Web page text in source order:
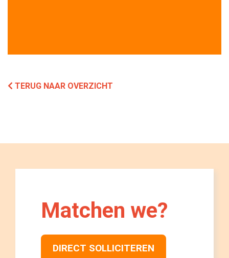
TERUG NAAR OVERZICHT
Matchen we?
DIRECT SOLLICITEREN